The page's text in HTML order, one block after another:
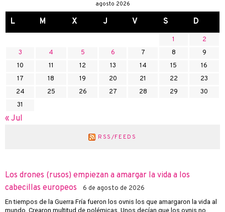
agosto 2026
L M X J V S D
1
2
3
4 5 6 7 8
9
10
11 12 13 14 15
16
17
18 19 20 21 22
23
24
25 26 27 28 29
30
31
« Jul
RSS/FEEDS
Los drones (rusos) empiezan a amargar la vida a los
cabecillas europeos
6 de agosto de 2026
En tiempos de la Guerra Fría fueron los ovnis los que amargaron la vida al
mundo. Crearon multitud de polémicas. Unos decían que los ovnis no